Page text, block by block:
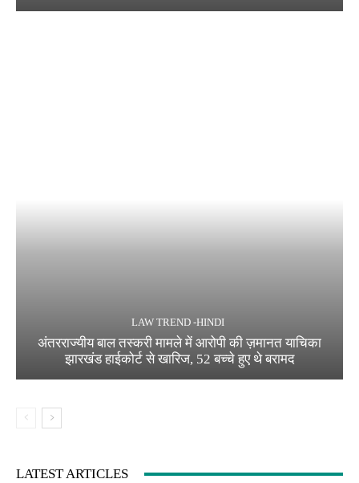
LAW TREND -HINDI
अंतरराज्यीय बाल तस्करी मामले में आरोपी की ज़मानत याचिका
झारखंड हाईकोर्ट से खारिज, 52 बच्चे हुए थे बरामद
LATEST ARTICLES